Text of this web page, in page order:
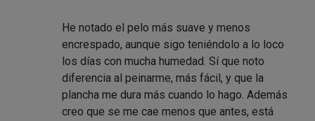
He notado el pelo más suave y menos
encrespado, aunque sigo teniéndolo a lo loco
los días con mucha humedad. Sí que noto
diferencia al peinarme, más fácil, y que la
plancha me dura más cuando lo hago. Además
creo que se me cae menos que antes, está